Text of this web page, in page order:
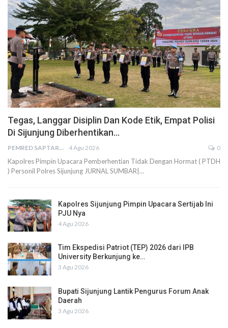
Tegas, Langgar Disiplin Dan Kode Etik, Empat Polisi
Di Sijunjung Diberhentikan…
PEMRED SAPTARIUS 4 Agu 2026 0
Kapolres Pimpin Upacara Pemberhentian Tidak Dengan Hormat ( PTDH
) Personil Polres Sijunjung JURNAL SUMBAR|…
Kapolres Sijunjung Pimpin Upacara Sertijab Ini
PJU Nya
4 Agu 2026
Tim Ekspedisi Patriot (TEP) 2026 dari IPB
University Berkunjung ke…
3 Agu 2026
Bupati Sijunjung Lantik Pengurus Forum Anak
Daerah
3 Agu 2026